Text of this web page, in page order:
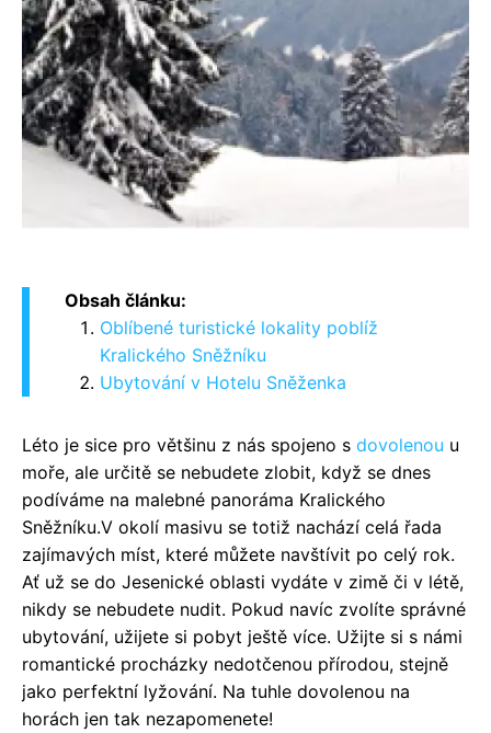
Obsah článku:
Oblíbené turistické lokality poblíž
Kralického Sněžníku
Ubytování v Hotelu Sněženka
Léto je sice pro většinu z nás spojeno s dovolenou u
moře, ale určitě se nebudete zlobit, když se dnes
podíváme na malebné panoráma Kralického
Sněžníku.V okolí masivu se totiž nachází celá řada
zajímavých míst, které můžete navštívit po celý rok.
Ať už se do Jesenické oblasti vydáte v zimě či v létě,
nikdy se nebudete nudit. Pokud navíc zvolíte správné
ubytování, užijete si pobyt ještě více. Užijte si s námi
romantické procházky nedotčenou přírodou, stejně
jako perfektní lyžování. Na tuhle dovolenou na
horách jen tak nezapomenete!